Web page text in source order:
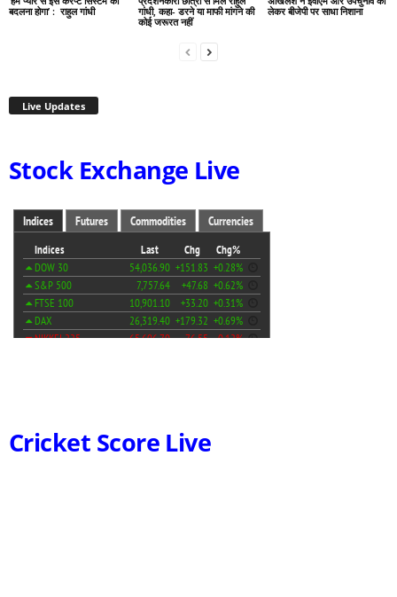
बदलना होगा’ : राहुल गांधी
गांधी, कहा- डरने या माफी मांगने की
कोई जरूरत नहीं
लेकर बीजेपी पर साधा निशाना
Live Updates
Stock Exchange Live
Cricket Score Live